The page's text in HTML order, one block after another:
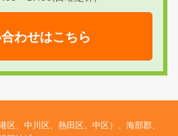
わせはこちら
、中川区、熱田区、中区）、海部郡、